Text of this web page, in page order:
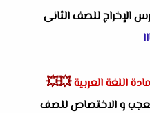
الإخراج للصف الثانى
اللغة العربية💥💥
و الاختصاص للصف